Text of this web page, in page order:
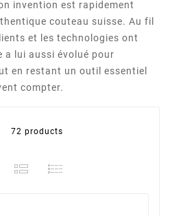
invention est rapidement
couteau suisse. Au fil
et les technologies ont
a lui aussi évolué pour
en restant un outil essentiel
compter.
72 products